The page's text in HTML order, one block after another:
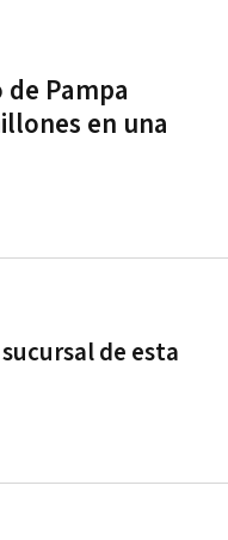
Pampa
en una
de esta